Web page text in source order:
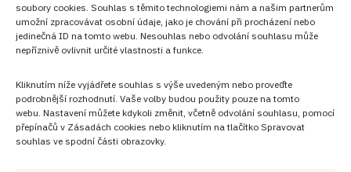
soubory cookies. Souhlas s těmito technologiemi nám a našim partnerům
umožní zpracovávat osobní údaje, jako je chování při procházení nebo
jedinečná ID na tomto webu. Nesouhlas nebo odvolání souhlasu může
nepříznivě ovlivnit určité vlastnosti a funkce.
Kliknutím níže vyjádřete souhlas s výše uvedeným nebo proveďte
podrobnější rozhodnutí. Vaše volby budou použity pouze na tomto
webu. Nastavení můžete kdykoli změnit, včetně odvolání souhlasu, pomocí
přepínačů v Zásadách cookies nebo kliknutím na tlačítko Spravovat
souhlas ve spodní části obrazovky.